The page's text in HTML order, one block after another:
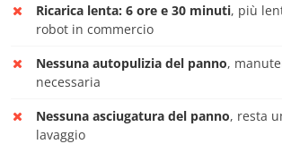
Ricarica lenta: 6 ore e 30 minuti, più
robot in commercio
Nessuna autopulizia del panno,
necessaria
Nessuna asciugatura del panno, resta
lavaggio